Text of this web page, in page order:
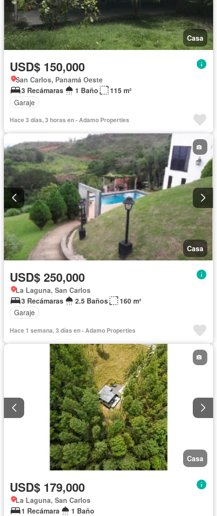
Casa
USD$ 150,000
San Carlos, Panamá Oeste
3 Recámaras
1 Baño
115 m²
Garaje
Hace 3 días, 3 horas en - Adamo Properties
Casa
USD$ 250,000
La Laguna, San Carlos
3 Recámaras
2.5 Baños
160 m²
Garaje
Hace 1 semana, 3 días en - Adamo Properties
Casa
USD$ 179,000
La Laguna, San Carlos
1 Recámara
1 Baño